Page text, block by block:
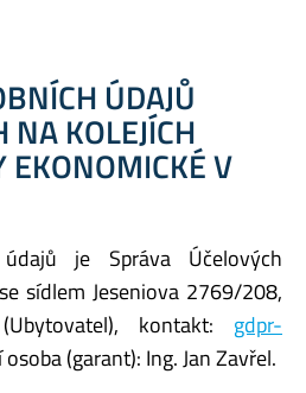
ÚDAJŮ
NA KOLEJÍCH
EKONOMICKÉ V
je Správa Účelových
sídlem Jeseniova 2769/208,
kontakt: gdpr-
(garant): Ing. Jan Zavřel.